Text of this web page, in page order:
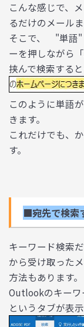
こんな感じで、
るだけのメール
そこで、 "単語
ーを押しながら
挟んで検索する
このように単語
きます。
これだけでも、
す。
■宛先で検索
キーワード検索
から受け取った
方法もあります。
Outlookのキーワ
というタブが表示